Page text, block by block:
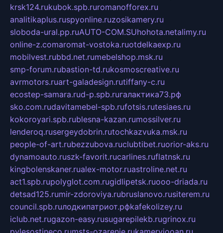
krsk124.rukubok.spb.ruromanofforex.ru
analitikaplus.ruspyonline.ruzosikamery.ru
sloboda-ural.pp.ruAUTO-COM.SUhohota.netalimy.ru
online-z.comaromat-vostoka.ruotdelkaexp.ru
mobilvest.rubbd.net.rumebelshop.msk.ru
smp-forum.rubastion-td.rukosmoscreative.ru
avrmotors.ruart-galadesign.rutiffany-c.ru
ecostep-samara.rud-p.spb.ruгалактика73.рф
sko.com.rudavitamebel-spb.rufotsis.rutesiaes.ru
kokoroyari.spb.rublesna-kazan.rumossilver.ru
lenderoq.rusergeydobrin.rutochkazvuka.msk.ru
people-of-art.rubezzubova.ruclubtibet.ruorior-aks.ru
dynamoauto.ruszk-favorit.rucarlines.ruflatnsk.ru
kingbolenskaner.rualex-motor.ruastroline.net.ru
act1.spb.rupolyglot.com.rugidlipetsk.ruooo-driada.ru
detsad125.rumir-zdoroviya.rubruslanovo.rusiterem.ru
council.spb.ruлодкипатриот.рфkafekolizey.ru
iclub.net.rugazon-easy.rusugarepilekb.rugrinox.ru